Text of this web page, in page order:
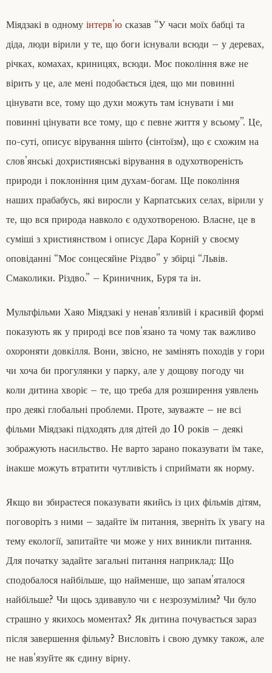
Міядзакі в одному інтерв’ю сказав “У часи моїх бабці та
діда, люди вірили у те, що боги існували всюди – у деревах,
річках, комахах, криницях, всюди. Моє покоління вже не
вірить у це, але мені подобається ідея, що ми повинні
цінувати все, тому що духи можуть там існувати і ми
повинні цінувати все тому, що є певне життя у всьому”. Це,
по-суті, описує вірування шінто (сінтоїзм), що є схожим на
слов’янські дохристиянські вірування в одухотвореність
природи і поклоніння цим духам-богам. Ще покоління
наших прабабусь, які виросли у Карпатських селах, вірили у
те, що вся природа навколо є одухотвореною. Власне, це в
суміші з християнством і описує Дара Корній у своєму
оповіданні “Моє сонцесяйне Різдво” у збірці “Львів.
Смаколики. Різдво.” – Криничник, Буря та ін.
Мультфільми Хаяо Міядзакі у ненав’язливій і красивій формі
показують як у природі все пов’язано та чому так важливо
охороняти довкілля. Вони, звісно, не замінять походів у гори
чи хоча би прогулянки у парку, але у дощову погоду чи
коли дитина хворіє – те, що треба для розширення уявлень
про деякі глобальні проблеми. Проте, зауважте – не всі
фільми Міядзакі підходять для дітей до 10 років – деякі
зображують насильство. Не варто зарано показувати їм таке,
інакше можуть втратити чутливість і сприймати як норму.
Якщо ви збираєтеся показувати якийсь із цих фільмів дітям,
поговоріть з ними – задайте їм питання, зверніть їх увагу на
тему екології, запитайте чи може у них виникли питання.
Для початку задайте загальні питання наприклад: Що
сподобалося найбільше, що найменше, що запам’яталося
найбільше? Чи щось здивавуло чи є незрозумілим? Чи було
страшно у якихось моментах? Як дитина почувається зараз
після завершення фільму? Висловіть і свою думку також, але
не нав’язуйте як єдину вірну.